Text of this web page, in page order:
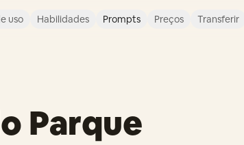
uso Habilidades Prompts Preços Transferir
Parque